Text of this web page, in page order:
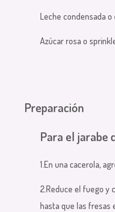
Leche condensada
Azúcar rosa o
Preparación
Para el jarabe
1.En una cacerola,
2.Reduce el fuego y
hasta que las fresas